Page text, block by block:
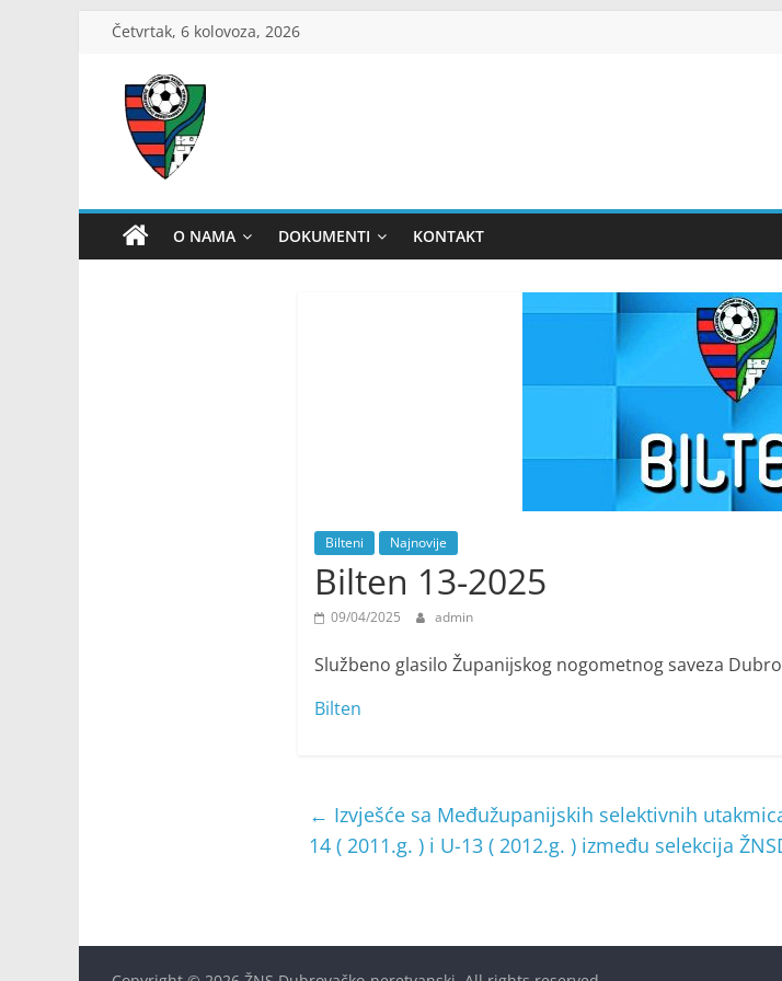
Četvrtak, 6 kolovoza, 2026
ŽNS
Dubrovačko-
neretvanski
O NAMA DOKUMENTI KONTAKT
Bilteni Najnovije
Bilten 13-2025
09/04/2025 admin
Službeno glasilo Županijskog nogometnog saveza
Bilten
← Izvješće sa Međužupanijskih selektivnih
14 ( 2011.g. ) i U-13 ( 2012.g. ) između selekcija